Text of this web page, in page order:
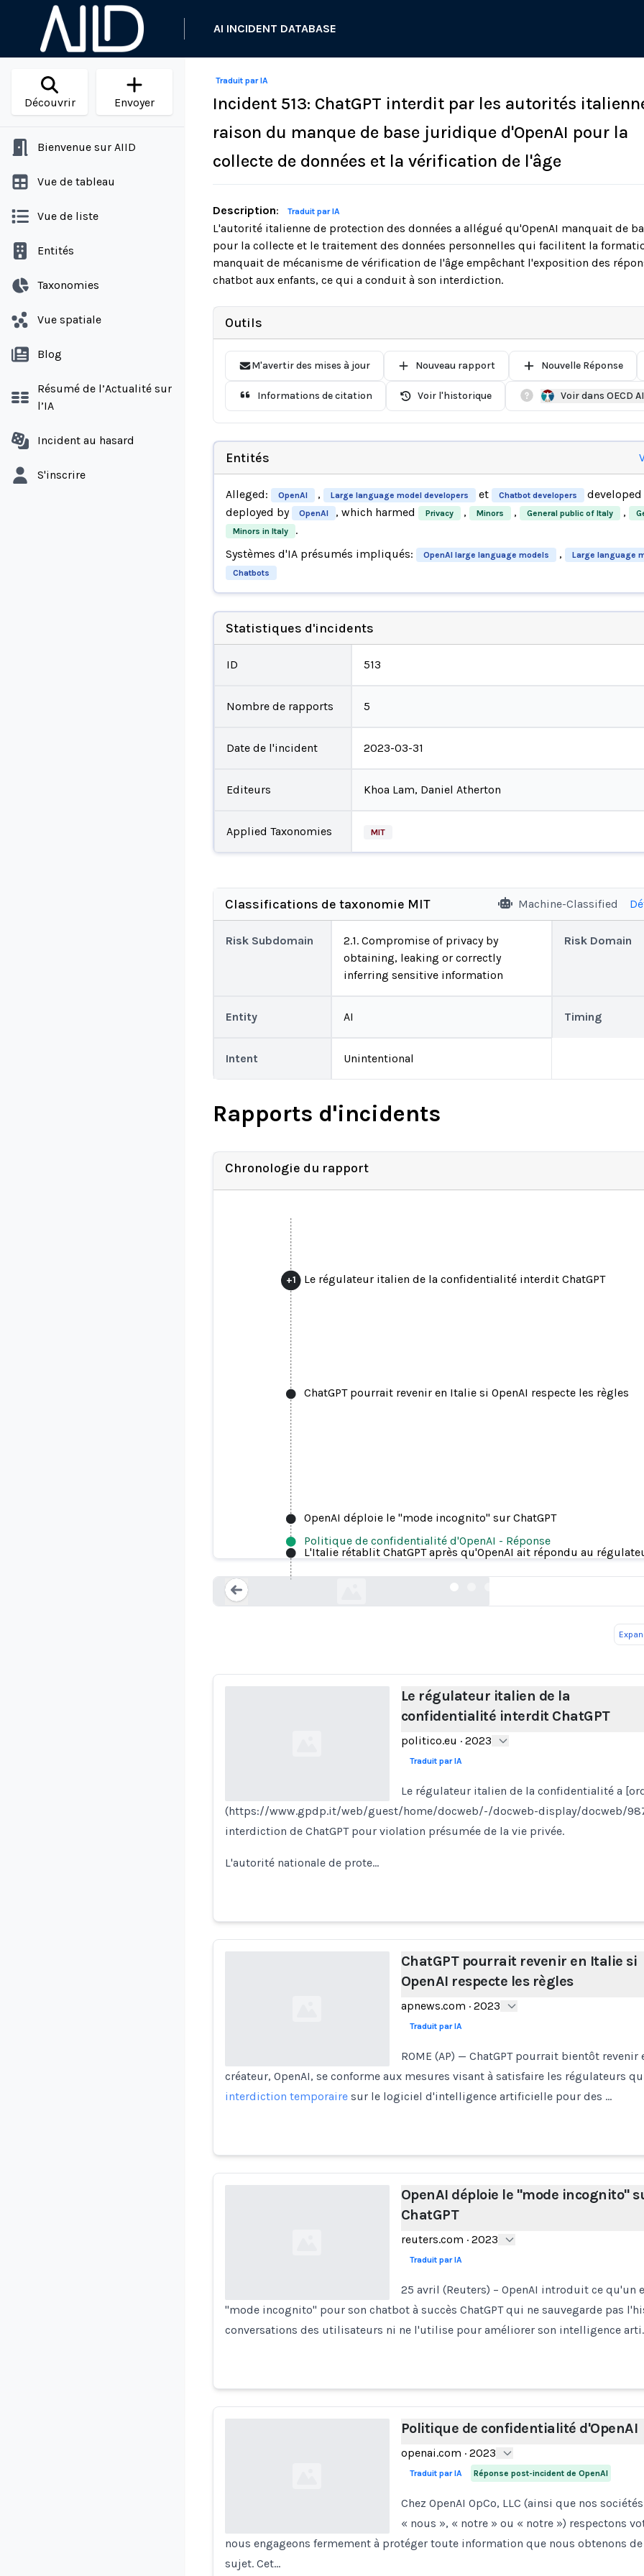
AI INCIDENT DATABASE
Découvrir Envoyer
Bienvenue sur AIID
Vue de tableau
Vue de liste
Entités
Taxonomies
Vue spatiale
Blog
Résumé de l’Actualité sur
l’IA
Incident au hasard
S'inscrire
Traduit par IA
Incident 513: ChatGPT interdit par les autorités
raison du manque de base juridique d'OpenAI pour la
collecte de données et la vérification de l'âge
Description: Traduit par IA
L'autorité italienne de protection des données a allégué qu'OpenAI manquait de
pour la collecte et le traitement des données personnelles qui facilitent la
manquait de mécanisme de vérification de l'âge empêchant l'exposition des
chatbot aux enfants, ce qui a conduit à son interdiction.
Outils
M'avertir des mises à jour Nouveau rapport Nouvelle Réponse
Informations de citation Voir l'historique Voir dans OECD
Entités
Alleged: OpenAI , Large language model developers et Chatbot developers
developed
deployed by
OpenAI , which harmed Privacy , Minors , General public of Italy ,
Minors in Italy
.
Systèmes d'IA présumés impliqués:
OpenAI large language models , Large language
Chatbots
Statistiques d'incidents
ID 513
Nombre de rapports 5
Date de l'incident 2023-03-31
Editeurs Khoa Lam, Daniel Atherton
Applied Taxonomies MIT
Classifications de taxonomie MIT Machine-Classified
Risk Subdomain
2.1. Compromise of privacy by
obtaining, leaking or correctly
inferring sensitive information
Risk Domain
Entity AI Timing
Intent Unintentional
Rapports d'incidents
Chronologie du rapport
+1 Le régulateur italien de la confidentialité interdit ChatGPT
ChatGPT pourrait revenir en Italie si OpenAI respecte les règles
OpenAI déploie le "mode incognito" sur ChatGPT
Politique de confidentialité d'OpenAI - Réponse
L'Italie rétablit ChatGPT après qu'OpenAI ait répondu au
Loading...
Le régulateur italien de la confidentialité interdit
Le régulateur italien de la
confidentialité interdit ChatGPT
politico.eu · 2023
Traduit par IA
Le régulateur italien de la confidentialité a
(https://www.gpdp.it/web/guest/home/docweb/-/docweb-display/docweb/
interdiction de ChatGPT pour violation présumée de la vie privée.
L'autorité nationale de prote…
ChatGPT pourrait revenir en Italie si
OpenAI respecte les règles
apnews.com · 2023
Traduit par IA
ROME (AP) — ChatGPT pourrait bientôt revenir
créateur, OpenAI, se conforme aux mesures visant à satisfaire les régulateurs
interdiction temporaire sur le logiciel d'intelligence artificielle pour des …
OpenAI déploie le "mode incognito"
ChatGPT
reuters.com · 2023
Traduit par IA
25 avril (Reuters) – OpenAI introduit ce qu'un
"mode incognito" pour son chatbot à succès ChatGPT qui ne sauvegarde pas
conversations des utilisateurs ni ne l'utilise pour améliorer son intelligence
Politique de confidentialité d'OpenAI
openai.com · 2023
Traduit par IA Réponse post-incident de OpenAI
Chez OpenAI OpCo, LLC (ainsi que nos
« nous », « notre » ou « notre ») respectons
nous engageons fermement à protéger toute information que nous obtenons
sujet. Cet…